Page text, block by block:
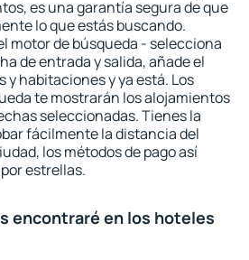
es una garantía segura de que
lo que estás buscando.
motor de búsqueda - selecciona
de entrada y salida, añade el
y habitaciones y ya está. Los
te mostrarán los alojamientos
seleccionadas. Tienes la
fácilmente la distancia del
los métodos de pago así
estrellas.
encontraré en los hoteles